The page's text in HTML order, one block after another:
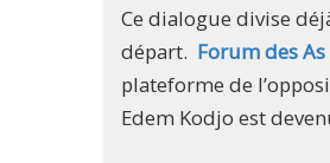
Ce dialogue divise
départ. Forum des As
plateforme de
Edem Kodjo est